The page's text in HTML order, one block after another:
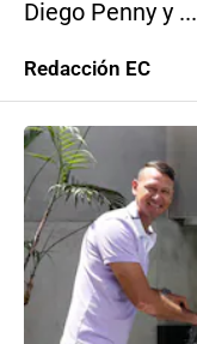
Diego Penny y ...
Redacción EC